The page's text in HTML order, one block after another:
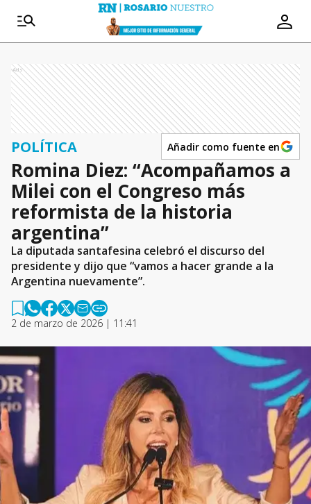
Ads
POLÍTICA Añadir como fuente en
Romina Diez: “Acompañamos a
Milei con el Congreso más
reformista de la historia
argentina”
La diputada santafesina celebró el discurso del
presidente y dijo que “vamos a hacer grande a la
Argentina nuevamente”.
2 de marzo de 2026 | 11:41